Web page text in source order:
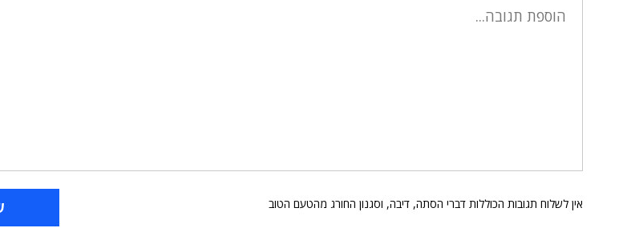
אין לשלוח תגובות הכוללות דברי הסתה, דיבה, וסגנון החורג מהטעם הטוב